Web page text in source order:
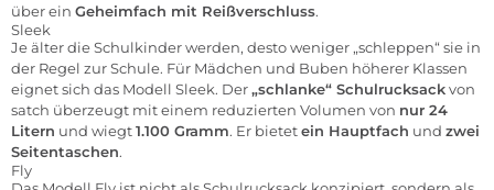
über ein Geheimfach mit Reißverschluss.
Sleek
Je älter die Schulkinder werden, desto weniger „schleppen“ sie in
der Regel zur Schule. Für Mädchen und Buben höherer Klassen
eignet sich das Modell Sleek. Der„schlanke“ Schulrucksackvon
satch überzeugt mit einem reduzierten Volumen von nur 24
Litern und wiegt1.100 Gramm. Er bietetein Hauptfach und zwei
Seitentaschen.
Fly